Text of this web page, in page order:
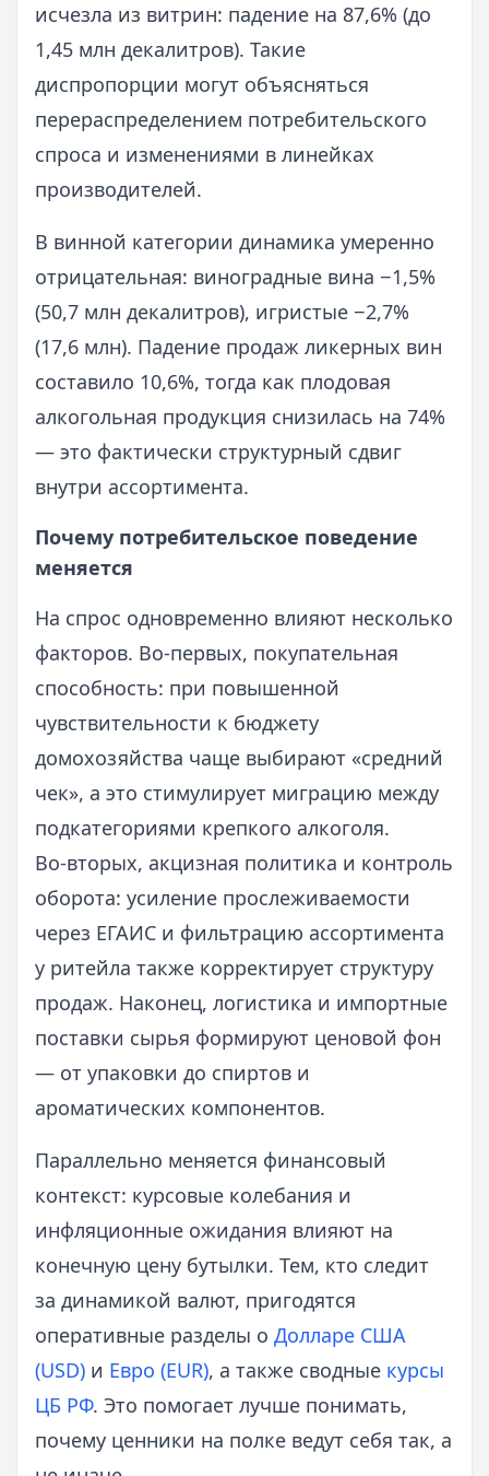
исчезла из витрин: падение на 87,6% (до
1,45 млн декалитров). Такие
диспропорции могут объясняться
перераспределением потребительского
спроса и изменениями в линейках
производителей.
В винной категории динамика умеренно
отрицательная: виноградные вина −1,5%
(50,7 млн декалитров), игристые −2,7%
(17,6 млн). Падение продаж ликерных вин
составило 10,6%, тогда как плодовая
алкогольная продукция снизилась на 74%
— это фактически структурный сдвиг
внутри ассортимента.
Почему потребительское поведение
меняется
На спрос одновременно влияют несколько
факторов. Во‑первых, покупательная
способность: при повышенной
чувствительности к бюджету
домохозяйства чаще выбирают «средний
чек», а это стимулирует миграцию между
подкатегориями крепкого алкоголя.
Во‑вторых, акцизная политика и контроль
оборота: усиление прослеживаемости
через ЕГАИС и фильтрацию ассортимента
у ритейла также корректирует структуру
продаж. Наконец, логистика и импортные
поставки сырья формируют ценовой фон
— от упаковки до спиртов и
ароматических компонентов.
Параллельно меняется финансовый
контекст: курсовые колебания и
инфляционные ожидания влияют на
конечную цену бутылки. Тем, кто следит
за динамикой валют, пригодятся
оперативные разделы о Долларе США
(USD) и Евро (EUR), а также сводные курсы
ЦБ РФ. Это помогает лучше понимать,
почему ценники на полке ведут себя так, а